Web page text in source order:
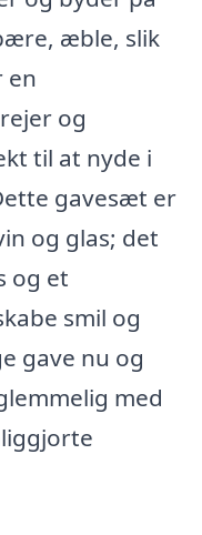
æble, slik
en
og
til at nyde i
gavesæt er
og glas; det
og et
smil og
gave nu og
med